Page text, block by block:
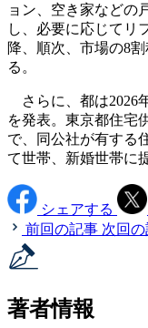
ョン、空き家などの
し、必要に応じてリ
降、順次、市場の8
る。
さらに、都は2026
を発表。東京都住宅
で、同公社が有する
て世帯、新婚世帯に
シェアする
前回の記事 次回
著者情報